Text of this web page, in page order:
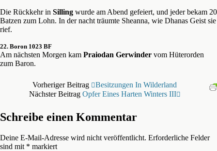
Die Rückkehr in Silling wurde am Abend gefeiert, und jeder bekam 20
Batzen zum Lohn. In der nacht träumte Sheanna, wie Dhanas Geist sie
rief.
22. Boron 1023 BF
Am nächsten Morgen kam Praiodan Gerwinder vom Hüterorden
zum Baron.
Vorheriger Beitrag
Besitzungen In Wilderland
Nächster Beitrag Opfer Eines Harten Winters III
Schreibe einen Kommentar
Deine E-Mail-Adresse wird nicht veröffentlicht. Erforderliche Felder
sind mit * markiert